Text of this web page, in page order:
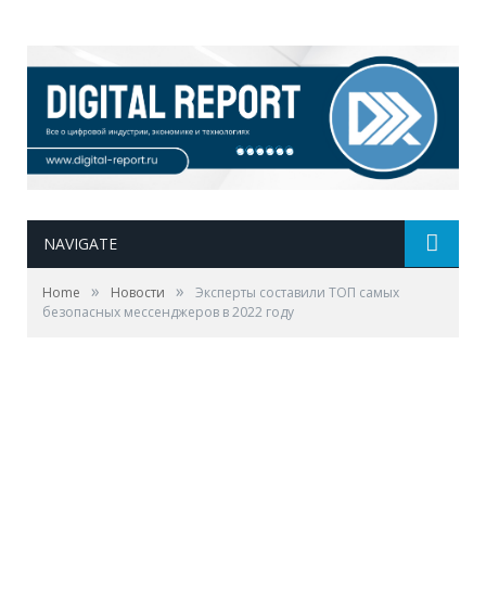
NAVIGATE
Home » Новости »
Эксперты составили ТОП самых
безопасных мессенджеров в 2022 году